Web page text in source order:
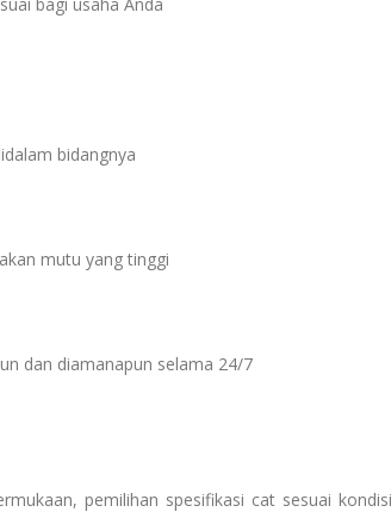
bidangnya
mutu yang tinggi
dan diamanapun selama 24/7
pemilihan spesifikasi cat sesuai